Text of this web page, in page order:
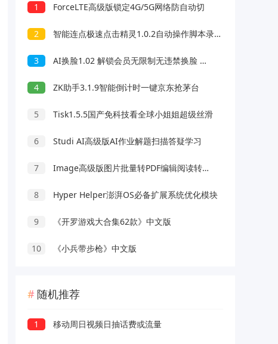
1 ForceLTE高级版锁定4G/5G网络防自动切
2 智能连点极速点击精灵1.0.2自动操作脚本录制解放双手
3 AI换脸1.02 解锁会员无限制无违禁换脸 支持照片/视频
4 ZK助手3.1.9智能倒计时一键京东抢茅台
5 Tisk1.5.5国产免科技看全球小姐姐超级丝滑
6 Studi AI高级版AI作业解题扫描答疑学习
7 Image高级版图片批量转PDF编辑阅读转换工具
8 Hyper Helper澎湃OS必备扩展系统优化模块
9 《开罗游戏大合集62款》中文版
10 《小兵带步枪》中文版
随机推荐
1 移动周日视频日抽话费或流量